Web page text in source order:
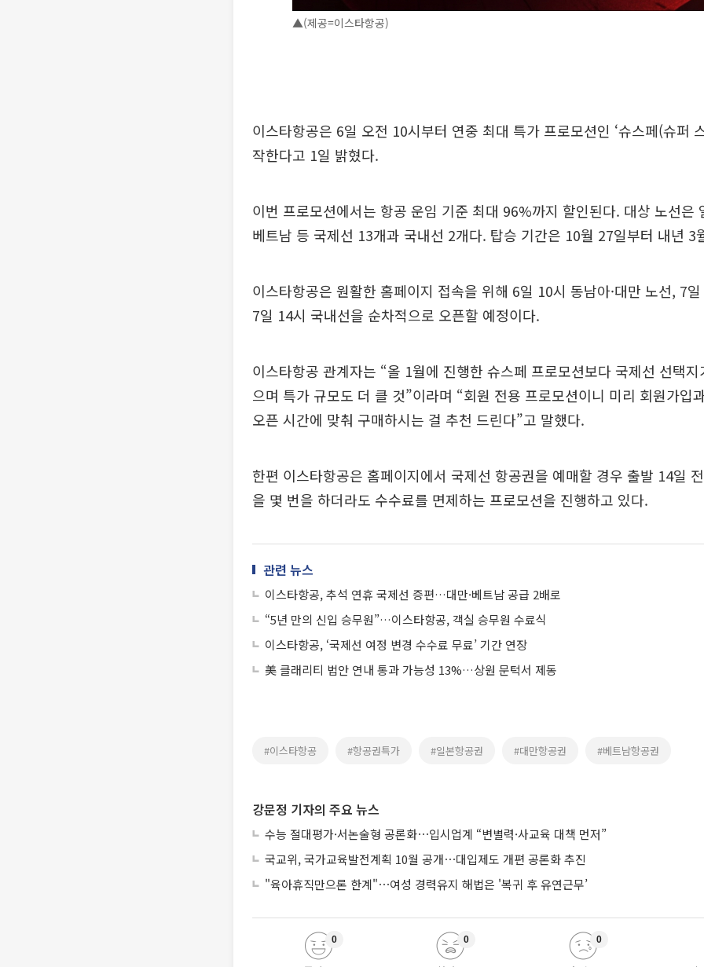
▲(제공=이스타항공)
이스타항공은 6일 오전 10시부터 연중 최대 특가 프로모션인 ‘슈스페(슈퍼
작한다고 1일 밝혔다.
이번 프로모션에서는 항공 운임 기준 최대 96%까지 할인된다. 대상 노선은
베트남 등 국제선 13개과 국내선 2개다. 탑승 기간은 10월 27일부터 내년 3
이스타항공은 원활한 홈페이지 접속을 위해 6일 10시 동남아·대만 노선, 7
7일 14시 국내선을 순차적으로 오픈할 예정이다.
이스타항공 관계자는 “올 1월에 진행한 슈스페 프로모션보다 국제선 선택
으며 특가 규모도 더 클 것”이라며 “회원 전용 프로모션이니 미리 회원가입
오픈 시간에 맞춰 구매하시는 걸 추천 드린다”고 말했다.
한편 이스타항공은 홈페이지에서 국제선 항공권을 예매할 경우 출발 14일
을 몇 번을 하더라도 수수료를 면제하는 프로모션을 진행하고 있다.
관련 뉴스
이스타항공, 추석 연휴 국제선 증편…대만·베트남 공급 2배로
“5년 만의 신입 승무원”…이스타항공, 객실 승무원 수료식
이스타항공, ‘국제선 여정 변경 수수료 무료’ 기간 연장
美 클래리티 법안 연내 통과 가능성 13%…상원 문턱서 제동
#이스타항공 #항공권특가 #일본항공권 #대만항공권 #베트남항공권
강문정 기자의 주요 뉴스
수능 절대평가·서논술형 공론화⋯입시업계 “변별력·사교육 대책 먼저”
국교위, 국가교육발전계획 10월 공개⋯대입제도 개편 공론화 추진
"육아휴직만으론 한계"⋯여성 경력유지 해법은 '복귀 후 유연근무’
0 0 0